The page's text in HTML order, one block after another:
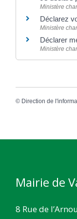
Ministère
Déclarez
Ministère
Déclarer
Ministère
© Direction de
Mairie de
8 Rue de